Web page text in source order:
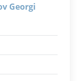
Georgi